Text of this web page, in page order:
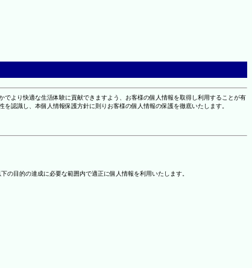
より快適な生活体験に貢献できますよう、お客様の個人情報を取得し利用することが有
認識し、本個人情報保護方針に則りお客様の個人情報の保護を徹底いたします。
目的の達成に必要な範囲内で適正に個人情報を利用いたします。